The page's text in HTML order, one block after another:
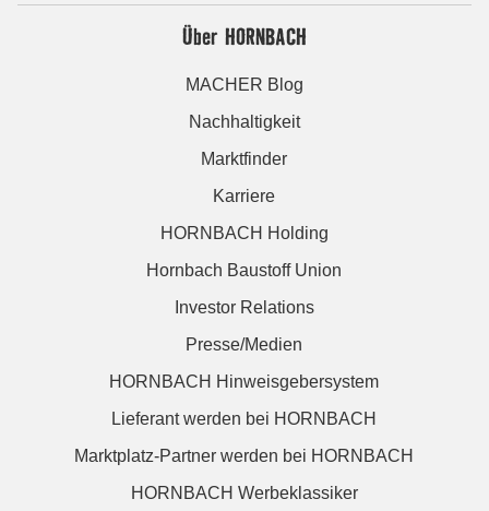
Über HORNBACH
MACHER Blog
Nachhaltigkeit
Marktfinder
Karriere
HORNBACH Holding
Hornbach Baustoff Union
Investor Relations
Presse/Medien
HORNBACH Hinweisgebersystem
Lieferant werden bei HORNBACH
Marktplatz-Partner werden bei HORNBACH
HORNBACH Werbeklassiker